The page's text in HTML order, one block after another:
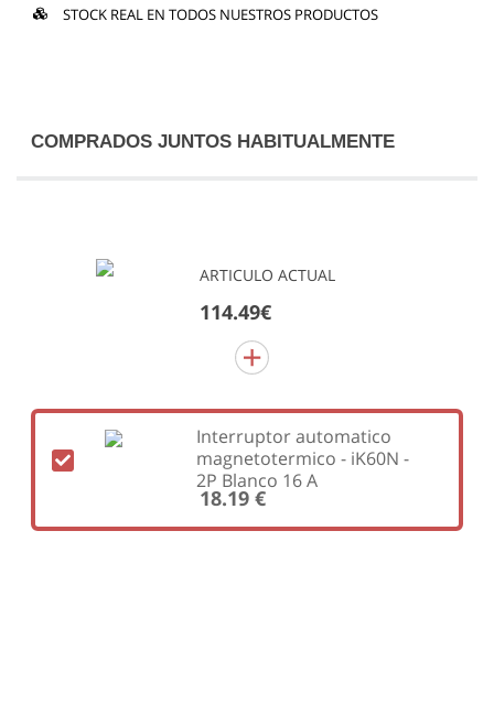
STOCK REAL EN TODOS NUESTROS PRODUCTOS
COMPRADOS JUNTOS HABITUALMENTE
ARTICULO ACTUAL
114.49€
Interruptor automatico
magnetotermico - iK60N -
2P Blanco 16 A
18.19 €